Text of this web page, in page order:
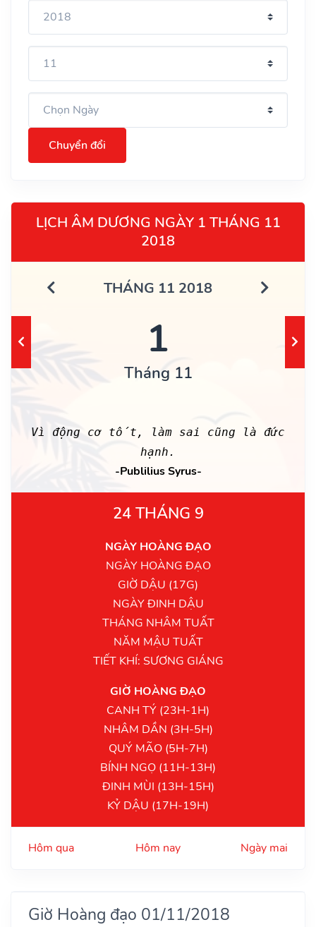
Chuyển đổi
LỊCH ÂM DƯƠNG NGÀY 1 THÁNG 11
2018
THÁNG 11 2018
1
Tháng 11
Vì động cơ tốt, làm sai cũng là đức
hạnh.
-Publilius Syrus-
24 THÁNG 9
NGÀY HOÀNG ĐẠO
NGÀY HOÀNG ĐẠO
GIỜ DẬU (17G)
NGÀY ĐINH DẬU
THÁNG NHÂM TUẤT
NĂM MẬU TUẤT
TIẾT KHÍ: SƯƠNG GIÁNG
GIỜ HOÀNG ĐẠO
CANH TÝ (23H-1H)
NHÂM DẦN (3H-5H)
QUÝ MÃO (5H-7H)
BÍNH NGỌ (11H-13H)
ĐINH MÙI (13H-15H)
KỶ DẬU (17H-19H)
Hôm qua Hôm nay Ngày mai
Giờ Hoàng đạo 01/11/2018